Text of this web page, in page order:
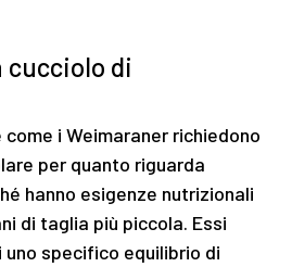
cucciolo di
i Weimaraner richiedono
per quanto riguarda
hanno esigenze nutrizionali
di taglia più piccola. Essi
specifico equilibrio di